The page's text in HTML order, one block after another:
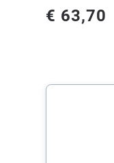
€ 63,70